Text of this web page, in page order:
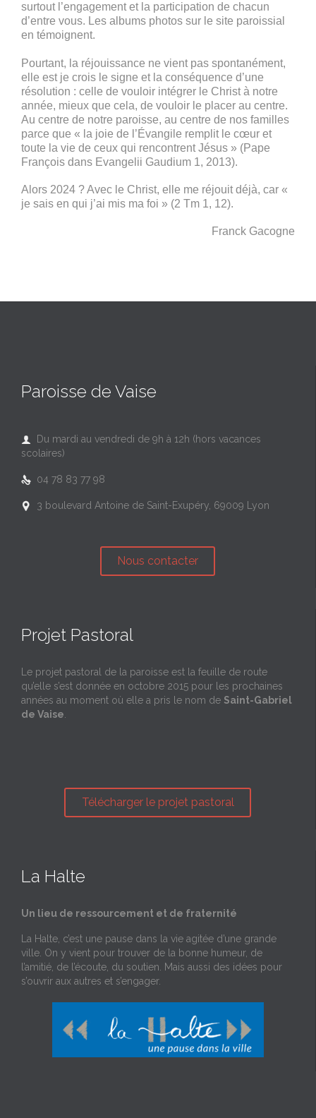
surtout l’engagement et la participation de chacun
d’entre vous. Les albums photos sur le site paroissial
en témoignent.
Pourtant, la réjouissance ne vient pas spontanément,
elle est je crois le signe et la conséquence d’une
résolution : celle de vouloir intégrer le Christ à notre
année, mieux que cela, de vouloir le placer au centre.
Au centre de notre paroisse, au centre de nos familles
parce que « la joie de l’Évangile remplit le cœur et
toute la vie de ceux qui rencontrent Jésus » (Pape
François dans Evangelii Gaudium 1, 2013).
Alors 2024 ? Avec le Christ, elle me réjouit déjà, car «
je sais en qui j’ai mis ma foi » (2 Tm 1, 12).
Franck Gacogne
Paroisse de Vaise

Du mardi au vendredi de 9h à 12h (hors vacances
scolaires)
 04 78 83 77 98
 3 boulevard Antoine de Saint-Exupéry, 69009 Lyon
Nous contacter
Projet Pastoral
Le projet pastoral de la paroisse est la feuille de route
qu’elle s’est donnée en octobre 2015 pour les prochaines
années au moment où elle a pris le nom de Saint-Gabriel
de Vaise
Télécharger le projet pastoral
La Halte
Un lieu de ressourcement et de fraternité
La Halte, c’est une pause dans la vie agitée d’une grande
ville. On y vient pour trouver de la bonne humeur, de
l’amitié, de l’écoute, du soutien. Mais aussi des idées pour
s’ouvrir aux autres et s’engager.